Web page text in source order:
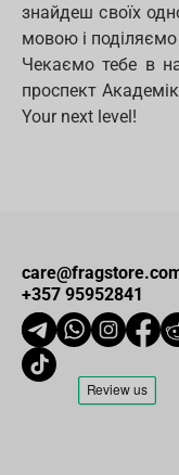
знайдеш своїх
мовою і поділяємо
Чекаємо тебе в
проспект
Your next level!
+357 95952841